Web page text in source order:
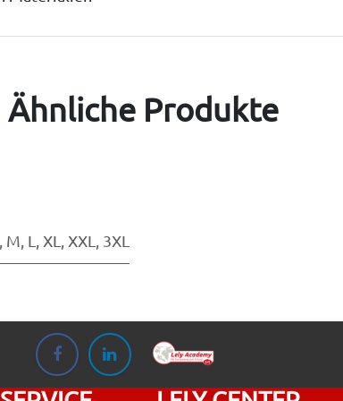
Ähnliche Produkte
M L XL XXL 3XL